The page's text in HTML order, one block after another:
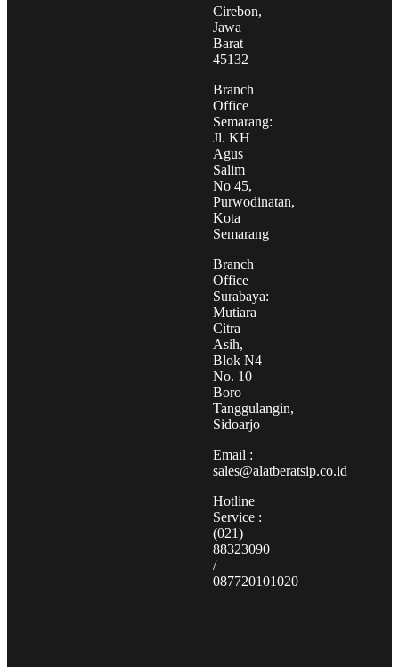
Cirebon,
Jawa
Barat –
45132
Branch
Office
Semarang:
Jl. KH
Agus
Salim
No 45,
Purwodinatan,
Kota
Semarang
Branch
Office
Surabaya:
Mutiara
Citra
Asih,
Blok N4
No. 10
Boro
Tanggulangin,
Sidoarjo
Email :
sales@alatberatsip.co.id
Hotline
Service :
(021)
88323090
/
087720101020